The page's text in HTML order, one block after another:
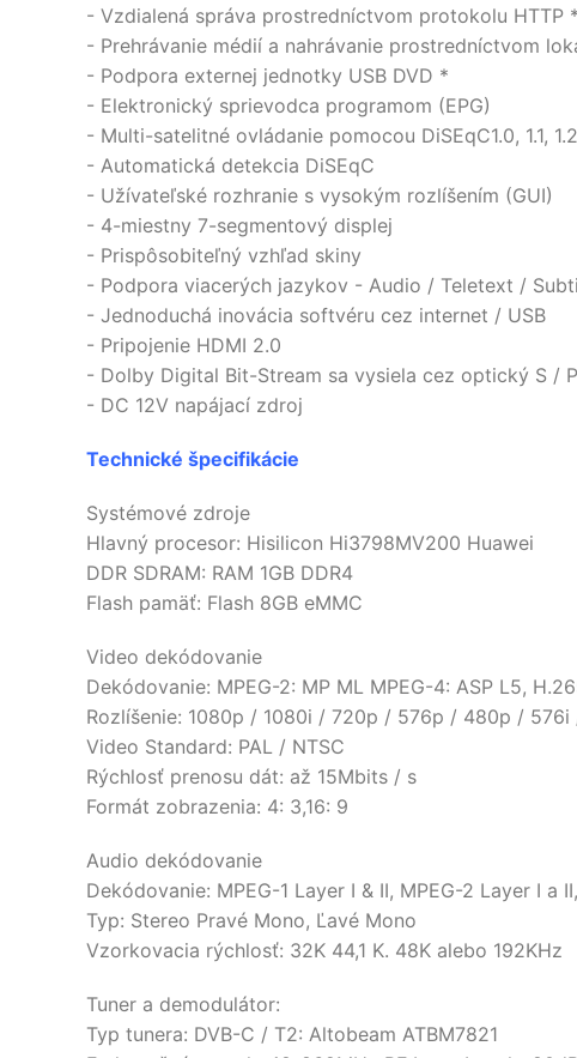
- Vzdialená správa prostredníctvom protokolu HTTP
- Prehrávanie médií a nahrávanie prostredníctvom
- Podpora externej jednotky USB DVD *
- Elektronický sprievodca programom (EPG)
- Multi-satelitné ovládanie pomocou DiSEqC1.0, 1.1,
- Automatická detekcia DiSEqC
- Užívateľské rozhranie s vysokým rozlíšením (GUI)
- 4-miestny 7-segmentový displej
- Prispôsobiteľný vzhľad skiny
- Podpora viacerých jazykov - Audio / Teletext /
- Jednoduchá inovácia softvéru cez internet / USB
- Pripojenie HDMI 2.0
- Dolby Digital Bit-Stream sa vysiela cez optický S /
- DC 12V napájací zdroj
Technické špecifikácie
Systémové zdroje
Hlavný procesor: Hisilicon Hi3798MV200 Huawei
DDR SDRAM: RAM 1GB DDR4
Flash pamäť: Flash 8GB eMMC
Video dekódovanie
Dekódovanie: MPEG-2: MP ML MPEG-4: ASP L5,
Rozlíšenie: 1080p / 1080i / 720p / 576p / 480p / 576i
Video Standard: PAL / NTSC
Rýchlosť prenosu dát: až 15Mbits / s
Formát zobrazenia: 4: 3,16: 9
Audio dekódovanie
Dekódovanie: MPEG-1 Layer I & II, MPEG-2 Layer I a
Typ: Stereo Pravé Mono, Ľavé Mono
Vzorkovacia rýchlosť: 32K 44,1 K. 48K alebo 192KHz
Tuner a demodulátor:
Typ tunera: DVB-C / T2: Altobeam ATBM7821